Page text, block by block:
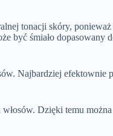
tonacji skóry,
być śmiało
Najbardziej efektownie
Dzięki temu